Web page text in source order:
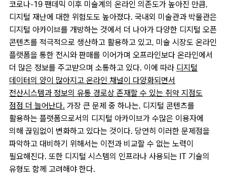
코로나-19 팬데믹 이후 미술계의 온라인 의존도가 높아진 만큼,
디지털 재난에 대한 위험도도 높아졌다. 국내외 미술관과 박물관은
디지털 아카이브를 개방하는 것에서 더 나아가 다양한 디지털 오픈
콘텐츠를 적극적으로 생산하고 활용하고 있고, 미술 시장도 온라인
플랫폼을 통한 전시와 판매를 이어가며 오프라인보다 온라인에서
더 많은 정보를 주고받으며 소통하고 있다. 이에 따라 디지털
데이터의 양이 많아지고 온라인 채널이 다양화되면서
전산시스템과 정보의 유통 경로상 존재할 수 있는 취약 지점도
점점 더 늘어난다. 가장 큰 문제 중 하나는, 디지털 콘텐츠를
활용하는 플랫폼으로서의 디지털 아카이브가 수많은 이용자에
의해 끊임없이 변화하고 있다는 것이다. 당연히 이러한 문제점을
파악하고 대비하기 위해서는 이전과 비교할 수 없는 노력이
필요해진다. 또한 디지털 시스템의 인프라나 사용되는 IT 기술의
유형도 함께 고려해야 한다.